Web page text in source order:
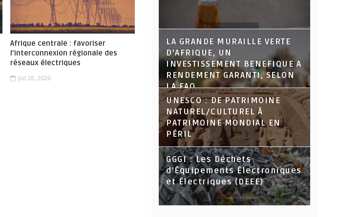
Afrique centrale : favoriser
l’interconnexion régionale des
réseaux électriques
Juil 28, 2020
LA GRANDE MURAILLE VERTE
D’AFRIQUE, UN
INVESTISSEMENT BENEFIQUE A
RENDEMENT GARANTI, SELON
LA FAO
UNESCO : DE PATRIMOINE
NATUREL/CULTUREL À
PATRIMOINE MONDIAL EN
PÉRIL
GGGI : Les Déchets
d’Équipements Électroniques
et Électriques (DEEE)